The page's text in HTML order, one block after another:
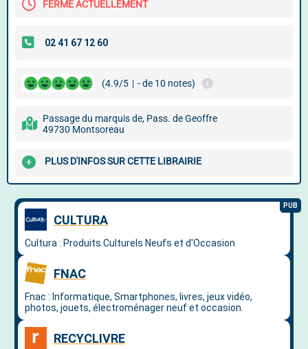
FERMÉ ACTUELLEMENT
(4.9/5 | - de 10 notes)
Passage du marquis de, Pass. de Geoffre
49730 Montsoreau
PLUS D'INFOS SUR CETTE LIBRAIRIE